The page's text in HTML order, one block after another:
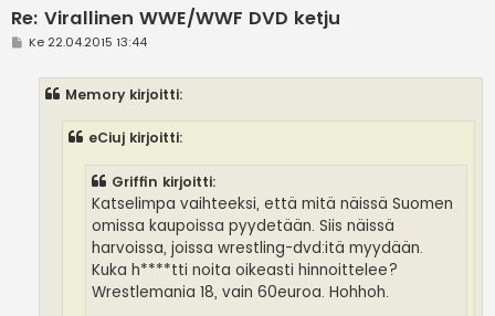
Re: Virallinen WWE/WWF DVD ketju
VKe 22.04.2015 13:44
Memory kirjoitti:
eCiuj kirjoitti:
Griffin kirjoitti:
Katselimpa vaihteeksi, että mitä näissä Suomen
omissa kaupoissa pyydetään. Siis näissä
harvoissa, joissa wrestling-dvd:itä myydään.
Kuka h****tti noita oikeasti hinnoittelee?
Wrestlemania 18, vain 60euroa. Hohhoh.